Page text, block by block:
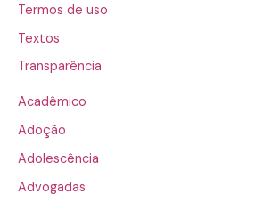
Termos de uso
Textos
Transparência
Acadêmico
Adoção
Adolescência
Advogadas